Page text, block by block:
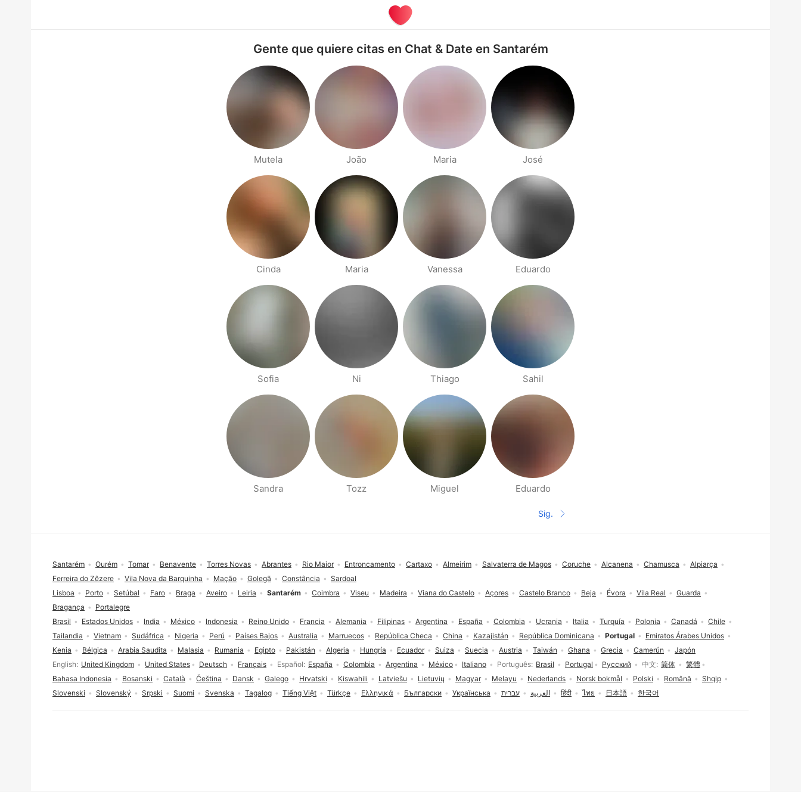
Gente que quiere citas en Chat & Date en Santarém
Mutela João Maria José
Cinda Maria Vanessa Eduardo
Sofia Ni Thiago Sahil
Sandra Tozz Miguel Eduardo
Siguiente página
Sig.
Selección de idioma
English United Kingdom United States Deutsch Français Español España Colombia Argentina México Italiano Português Brasil Portugal Русский 中文 简体
繁體
Bahasa Indonesia
Bosanski Català Čeština Dansk Galego Hrvatski Kiswahili Latviešu Lietuvių Magyar Melayu Nederlands Norsk bokmål Polski Română
Shqip
Slovenski
Slovenský Srpski Suomi Svenska Tagalog Tiếng Việt Türkçe Ελληνικά Български Українська עברית العربية हिंदी ไทย 日本語 한국어
Brasil Estados Unidos India México Indonesia Reino Unido Francia Alemania Filipinas Argentina España Colombia Ucrania Italia Turquía Polonia Canadá
Chile
Tailandia
Vietnam Sudáfrica Nigeria Perú Países Bajos Australia Marruecos República Checa China Kazajistán República Dominicana Portugal
Emiratos Árabes Unidos
Kenia
Bélgica Arabia Saudita Malasia Rumania Egipto Pakistán Algeria Hungría Ecuador Suiza Suecia Austria Taiwán Ghana Grecia Camerún Japón
Lisboa Porto Setúbal Faro Braga Aveiro Leiria Santarém Coimbra Viseu Madeira Viana do Castelo Açores Castelo Branco Beja Évora Vila Real
Guarda
Bragança
Portalegre
Santarém Ourém Tomar Benavente Torres Novas Abrantes Rio Maior Entroncamento Cartaxo Almeirim Salvaterra de Magos Coruche Alcanena Chamusca
Alpiarça
Ferreira do Zêzere
Vila Nova da Barquinha Mação Golegã Constância Sardoal